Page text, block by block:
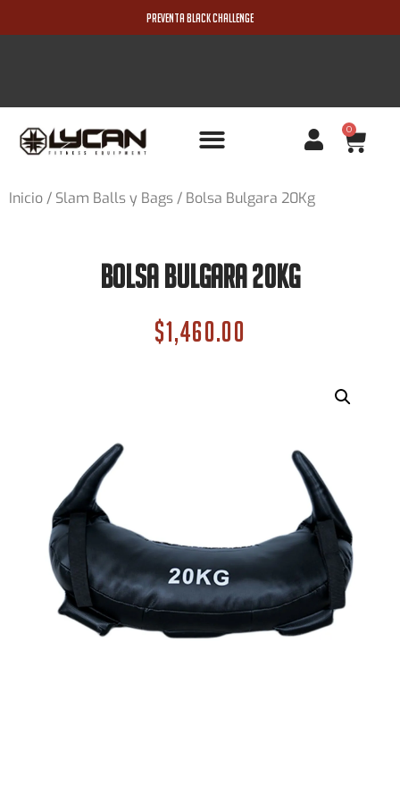
PREVENTA BLACK CHALLENGE
0
Inicio/ Slam Balls y Bags/ Bolsa Bulgara 20Kg
Bolsa Bulgara 20Kg
$1,460.00